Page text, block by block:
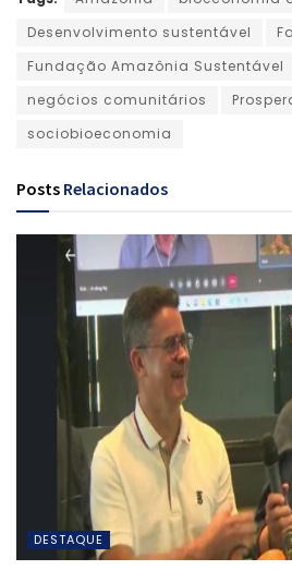
Desenvolvimento sustentável
Fundação Amazônia Sustentável
negócios comunitários
sociobioeconomia
Posts Relacionados
DESTAQUE